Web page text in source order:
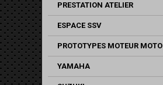
PRESTATION ATELIER
ESPACE SSV
PROTOTYPES MOTEUR MOTO
YAMAHA